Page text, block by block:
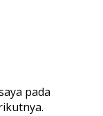
pada